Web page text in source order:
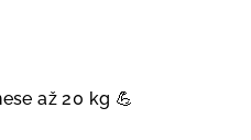
až 20 kg 💪